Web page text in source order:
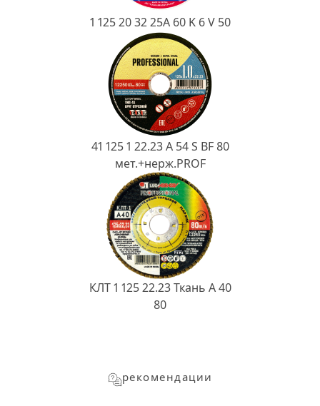
1 125 20 32 25А 60 K 6 V 50
41 125 1 22.23 A 54 S BF 80
мет.+нерж.PROF
КЛТ 1 125 22.23 Ткань A 40
80
рекомендации